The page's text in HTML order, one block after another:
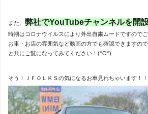
また、 弊社でYouTubeチャンネルを開
時期はコロナウイルスにより外出自粛ムードですので
お車・お店の雰囲気など動画の方でも確認できますの
と共にご覧になってみてください！(^O^)
そう！ＪＦＯＬＫＳの気になるお車見れちゃいます！！